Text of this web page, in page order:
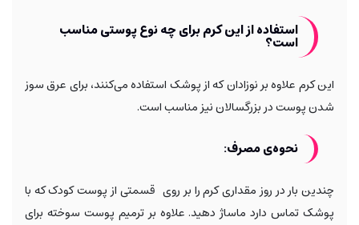
استفاده از این کرم برای چه نوع پوستی مناسب
است؟
این کرم علاوه بر نوزادان که از پوشک استفاده می‌کنند، برای عرق سوز
شدن پوست در بزرگسالان نیز مناسب است.
نحوه‌ی مصرف:
چندین بار در روز مقداری کرم را بر روی قسمتی از پوست کودک که با
پوشک تماس دارد ماساژ دهید. علاوه بر ترمیم پوست سوخته برای